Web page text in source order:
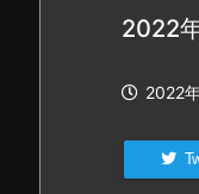
2022
2022